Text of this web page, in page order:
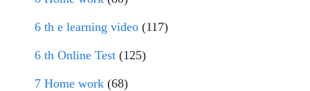
6 th e learning video (117)
6 th Online Test (125)
7 Home work (68)